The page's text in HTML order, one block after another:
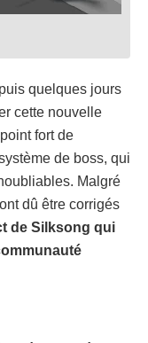
quelques jours
cette nouvelle
fort de
de boss, qui
Malgré
dû être corrigés
de Silksong qui